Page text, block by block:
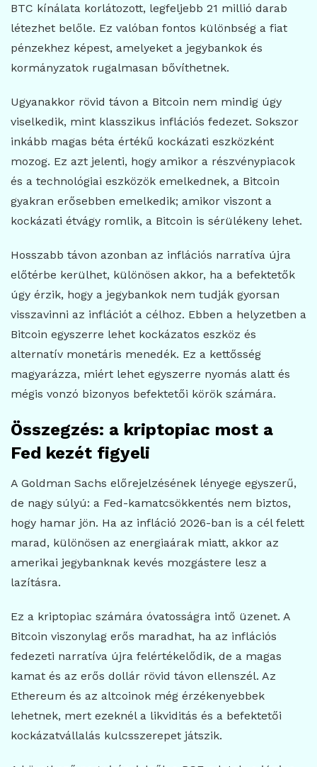
BTC kínálata korlátozott, legfeljebb 21 millió darab
létezhet belőle. Ez valóban fontos különbség a fiat
pénzekhez képest, amelyeket a jegybankok és
kormányzatok rugalmasan bővíthetnek.
Ugyanakkor rövid távon a Bitcoin nem mindig úgy
viselkedik, mint klasszikus inflációs fedezet. Sokszor
inkább magas béta értékű kockázati eszközként
mozog. Ez azt jelenti, hogy amikor a részvénypiacok
és a technológiai eszközök emelkednek, a Bitcoin
gyakran erősebben emelkedik; amikor viszont a
kockázati étvágy romlik, a Bitcoin is sérülékeny lehet.
Hosszabb távon azonban az inflációs narratíva újra
előtérbe kerülhet, különösen akkor, ha a befektetők
úgy érzik, hogy a jegybankok nem tudják gyorsan
visszavinni az inflációt a célhoz. Ebben a helyzetben a
Bitcoin egyszerre lehet kockázatos eszköz és
alternatív monetáris menedék. Ez a kettősség
magyarázza, miért lehet egyszerre nyomás alatt és
mégis vonzó bizonyos befektetői körök számára.
Összegzés: a kriptopiac most a
Fed kezét figyeli
A Goldman Sachs előrejelzésének lényege egyszerű,
de nagy súlyú: a Fed-kamatcsökkentés nem biztos,
hogy hamar jön. Ha az infláció 2026-ban is a cél felett
marad, különösen az energiaárak miatt, akkor az
amerikai jegybanknak kevés mozgástere lesz a
lazításra.
Ez a kriptopiac számára óvatosságra intő üzenet. A
Bitcoin viszonylag erős maradhat, ha az inflációs
fedezeti narratíva újra felértékelődik, de a magas
kamat és az erős dollár rövid távon ellenszél. Az
Ethereum és az altcoinok még érzékenyebbek
lehetnek, mert ezeknél a likviditás és a befektetői
kockázatvállalás kulcsszerepet játszik.